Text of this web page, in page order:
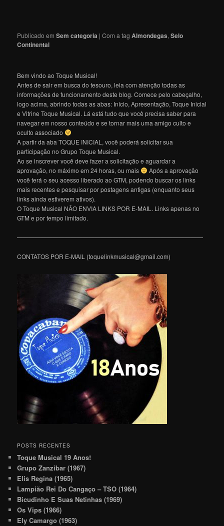
Publicado em Sem categoria |Com a tagAlmondegas,Selo
Continental
Bem vindo ao Toque Musical!
Antes de sair em busca do tesouro, leia com atenção todas as
informações de funcionamento deste blog. Comece pelo cabeçalho,
logo acima, abrindo todas as abas: Início, Apresentação, Toque Inicial
e Vitrine Toque Musical. Lá está tudo que você precisa saber para
navegar em nosso conteúdo e se tornar mais uma amigo culto e
oculto associado
A partir da aba TOQUE INICIAL, você poderá solicitar sua
participação no Grupo Toque Musical.
Ao se inscrever você deve fazer a solicitação e aguardar a
aprovação, no máximo em 24 horas, ou mais
Após a aprovação
você terá o seu acesso liberado ao GTM, podendo buscar os links
mais recentes e pesquisar por postagens antigas (enquanto seus
links ainda estiverem ativos).
O Toque Musical NÃO ENVIA LINKS POR E-MAIL. Links apenas no
GTM e por tempo limitado.
———————————————————————————————
CONTATOS POR E-MAIL (toquelinkmusical@gmail.com)
POSTS RECENTES
Toque Musical 19 Anos!
Grupo Zanzibar (1967)
Elis Regina (1965)
Lampião Rei Do Cangaço – TSO (1964)
Bicudinho E Suas Netinhas (1969)
Os Vips (1966)
Ely Camargo (1963)